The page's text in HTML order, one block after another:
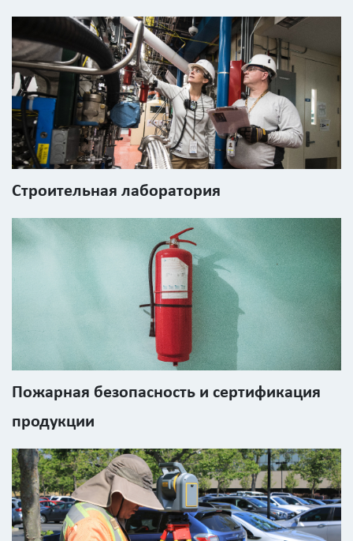
Строительная лаборатория
Пожарная безопасность и сертификация
продукции